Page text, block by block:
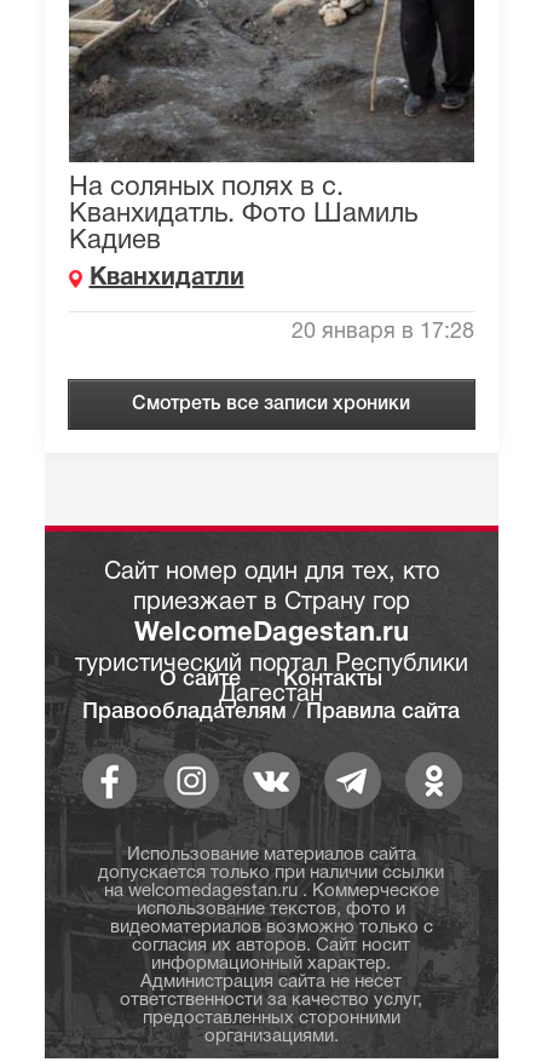
На соляных полях в с.
Кванхидатль. Фото Шамиль
Кадиев
Кванхидатли
20 января в 17:28
Смотреть все записи хроники
Сайт номер один для тех, кто
приезжает в Страну гор
WelcomeDagestan.ru
туристический портал Республики
Дагестан
О сайте
Контакты
Правообладателям / Правила сайта
Использование материалов сайта
допускается только при наличии ссылки
на welcomedagestan.ru . Коммерческое
использование текстов, фото и
видеоматериалов возможно только с
согласия их авторов. Сайт носит
информационный характер.
Администрация сайта не несет
ответственности за качество услуг,
предоставленных сторонними
организациями.